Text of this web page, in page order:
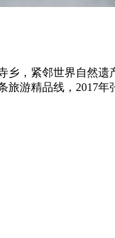
乡，紧邻世界自然
旅游精品线，2017